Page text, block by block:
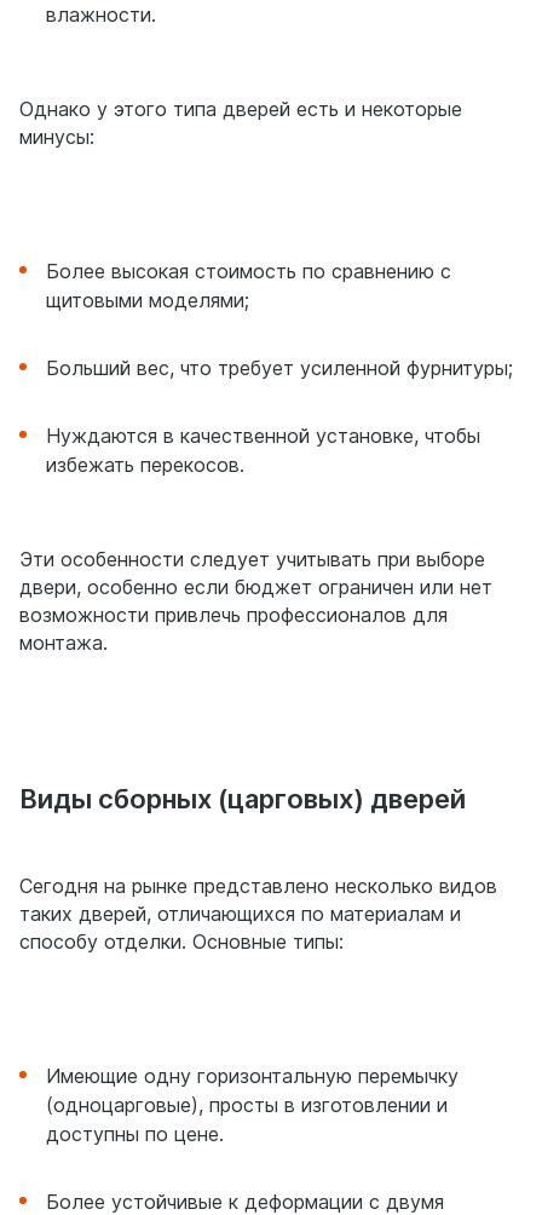
влажности.
Однако у этого типа дверей есть и некоторые
минусы:
Более высокая стоимость по сравнению с
щитовыми моделями;
Больший вес, что требует усиленной фурнитуры;
Нуждаются в качественной установке, чтобы
избежать перекосов.
Эти особенности следует учитывать при выборе
двери, особенно если бюджет ограничен или нет
возможности привлечь профессионалов для
монтажа.
Виды сборных (царговых) дверей
Сегодня на рынке представлено несколько видов
таких дверей, отличающихся по материалам и
способу отделки. Основные типы:
Имеющие одну горизонтальную перемычку
(одноцарговые), просты в изготовлении и
доступны по цене.
Более устойчивые к деформации с двумя